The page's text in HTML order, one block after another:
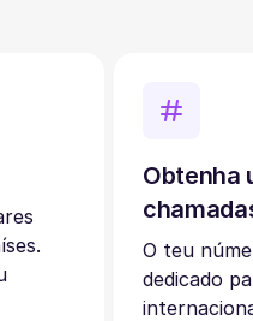
Obtenha
O teu
dedicado